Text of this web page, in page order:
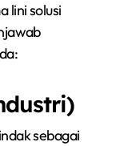
lini solusi
sebagai